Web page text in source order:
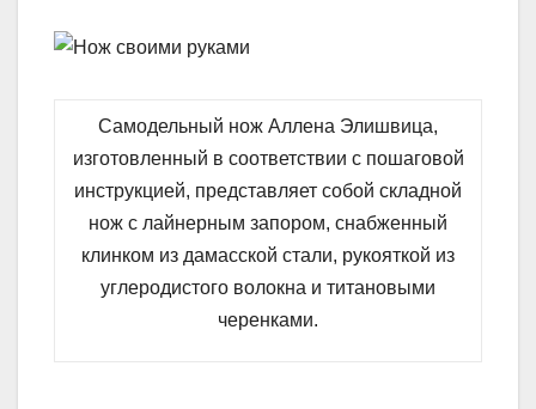
Самодельный нож Аллена Элишвица,
изготовленный в соответствии с пошаговой
инструкцией, представляет собой складной
нож с лайнерным запором, снабженный
клинком из дамасской стали, рукояткой из
углеродистого волокна и титановыми
черенками.